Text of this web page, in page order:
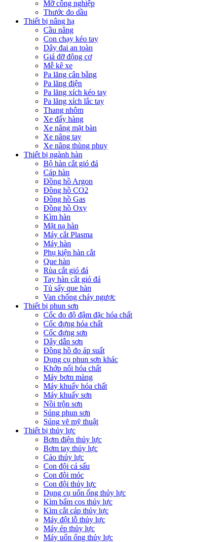
Mỡ công nghiệp
Thước đo dầu
Thiết bị nâng hạ
Cầu nâng
Con chạy kéo tay
Dây đai an toàn
Giá đỡ động cơ
Mễ kê xe
Pa lăng cân bằng
Pa lăng điện
Pa lăng xích kéo tay
Pa lăng xích lắc tay
Thang nhôm
Xe đẩy hàng
Xe nâng mặt bàn
Xe nâng tay
Xe nâng thùng phuy
Thiết bị ngành hàn
Bộ hàn cắt gió đá
Cáp hàn
Đồng hồ Argon
Đồng hồ CO2
Đồng hồ Gas
Đồng hồ Oxy
Kìm hàn
Mặt nạ hàn
Máy cắt Plasma
Máy hàn
Phụ kiện hàn cắt
Que hàn
Rùa cắt gió đá
Tay hàn cắt gió đá
Tủ sấy que hàn
Van chống cháy ngược
Thiết bị phun sơn
Cốc đo độ đậm đặc hóa chất
Cốc đựng hóa chất
Cốc đựng sơn
Dây dẫn sơn
Đồng hồ đo áp suất
Dụng cụ phun sơn khác
Khớp nối hóa chất
Máy bơm màng
Máy khuấy hóa chất
Máy khuấy sơn
Nồi trộn sơn
Súng phun sơn
Súng vẽ mỹ thuật
Thiết bị thủy lực
Bơm điện thủy lực
Bơm tay thủy lực
Cảo thủy lực
Con đội cá sấu
Con đội móc
Con đội thủy lực
Dụng cụ uốn ống thủy lực
Kìm bấm cos thủy lực
Kìm cắt cáp thủy lực
Máy đột lỗ thủy lực
Máy ép thủy lực
Máy uốn ống thủy lực